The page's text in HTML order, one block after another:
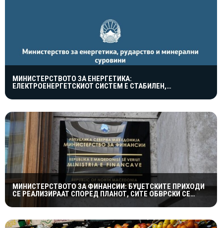
МИНИСТЕРСТВОТО ЗА ЕНЕРГЕТИКА:
ЕЛЕКТРОЕНЕРГЕТСКИОТ СИСТЕМ Е СТАБИЛЕН,
ЕВРОПА
МИНИСТЕРСТВОТО ЗА ФИНАНСИИ: БУЏЕТСКИТЕ ПРИХОДИ
СЕ РЕАЛИЗИРААТ СПОРЕД ПЛАНОТ, СИТЕ ОБВРСКИ СЕ